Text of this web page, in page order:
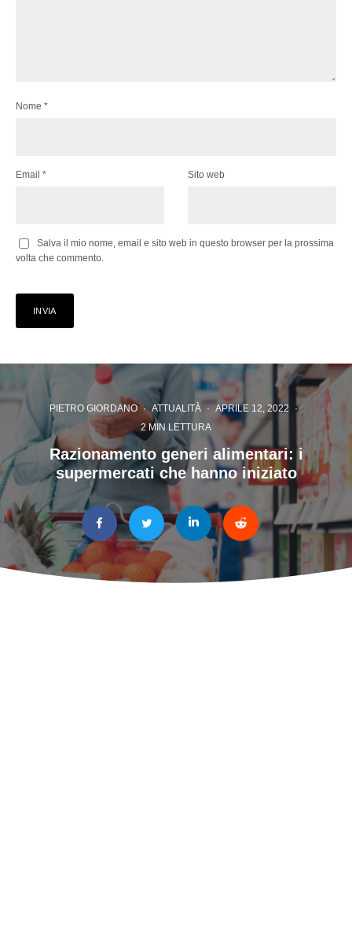
Nome *
Email * Sito web
Salva il mio nome, email e sito web in questo browser per la prossima
volta che commento.
PIETRO GIORDANO · ATTUALITÀ · APRILE 12, 2022
·
2 MIN LETTURA
Razionamento generi alimentari: i
supermercati che hanno iniziato